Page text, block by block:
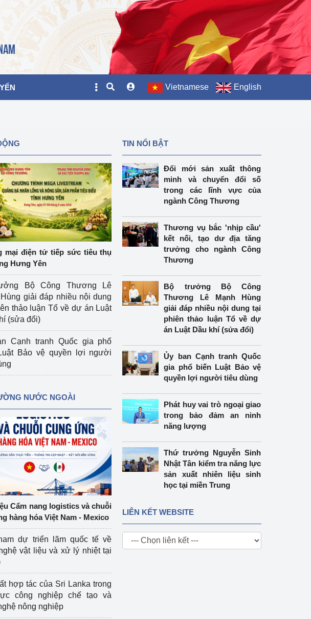
Vietnamese English
mại điện tử tiếp sức tiêu thụ
Hưng Yên
Bộ Công Thương Lê
Hùng giải đáp nhiều nội dung
thảo luận Tổ về dự án Luật
(sửa đổi)
Cạnh tranh Quốc gia phổ
Bảo vệ quyền lợi người
NƯỚC NGOÀI
Cẩm nang logistics và chuỗi
hàng hóa Việt Nam - Mexico
dự triển lãm quốc tế về
vật liệu và xử lý nhiệt tại
hợp tác của Sri Lanka trong
công nghiệp chế tạo và
nông nghiệp
TIN NỔI BẬT
Đổi mới sản xuất thông
minh và chuyển đổi số
trong các lĩnh vực của
ngành Công Thương
Thương vụ bắc 'nhịp cầu'
kết nối, tạo dư địa tăng
trưởng cho ngành Công
Thương
Bộ trưởng Bộ Công
Thương Lê Mạnh Hùng
giải đáp nhiều nội dung tại
phiên thảo luận Tổ về dự
án Luật Dầu khí (sửa đổi)
Ủy ban Cạnh tranh Quốc
gia phổ biến Luật Bảo vệ
quyền lợi người tiêu dùng
Phát huy vai trò ngoại giao
trong bảo đảm an ninh
năng lượng
Thứ trưởng Nguyễn Sinh
Nhật Tân kiểm tra năng lực
sản xuất nhiên liệu sinh
học tại miền Trung
LIÊN KẾT WEBSITE